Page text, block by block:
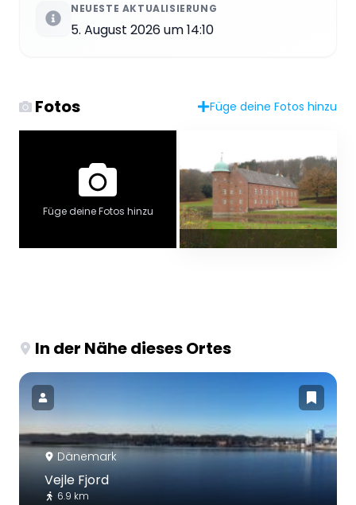
NEUESTE AKTUALISIERUNG
5. August 2026 um 14:10
Fotos Füge deine Fotos hinzu
Füge deine Fotos hinzu
In der Nähe dieses Ortes
Dänemark
Vejle Fjord
6.9 km